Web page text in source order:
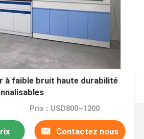
à faible bruit haute durabilité
Prix：USD800~1200
Contactez nous